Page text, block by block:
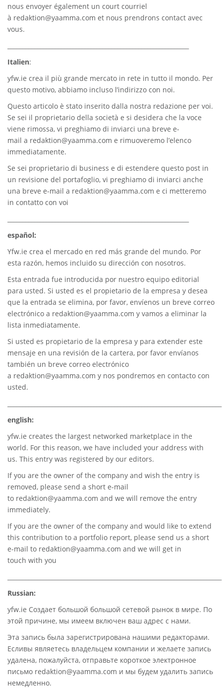
nous envoyer également un court courriel
à redaktion@yaamma.com et nous prendrons contact avec
vous.
Italien:
yfw.ie crea il più grande mercato in rete in tutto il mondo. Per
questo motivo, abbiamo incluso l’indirizzo con noi.
Questo articolo è stato inserito dalla nostra redazione per voi.
Se sei il proprietario della società e si desidera che la voce
viene rimossa, vi preghiamo di inviarci una breve e-
mail a redaktion@yaamma.com e rimuoveremo l’elenco
immediatamente.
Se sei proprietario di business e di estendere questo post in
un revisione del portafoglio, vi preghiamo di inviarci anche
una breve e-mail a redaktion@yaamma.com e ci metteremo
in contatto con voi
español:
Yfw.ie crea el mercado en red más grande del mundo. Por
esta razón, hemos incluido su dirección con nosotros.
Esta entrada fue introducida por nuestro equipo editorial
para usted. Si usted es el propietario de la empresa y desea
que la entrada se elimina, por favor, envíenos un breve correo
electrónico a redaktion@yaamma.com y vamos a eliminar la
lista inmediatamente.
Si usted es propietario de la empresa y para extender este
mensaje en una revisión de la cartera, por favor envíanos
también un breve correo electrónico
a redaktion@yaamma.com y nos pondremos en contacto con
usted.
english:
yfw.ie creates the largest networked marketplace in the
world. For this reason, we have included your address with
us. This entry was registered by our editors.
If you are the owner of the company and wish the entry is
removed, please send a short e-mail
to redaktion@yaamma.com and we will remove the entry
immediately.
If you are the owner of the company and would like to extend
this contribution to a portfolio report, please send us a short
e-mail to redaktion@yaamma.com and we will get in
touch with you
Russian:
yfw.ie Создает большой большой сетевой рынок в мире. По
этой причине, мы имеем включен ваш адрес с нами.
Эта запись была зарегистрирована нашими редакторами.
Есливы являетесь владельцем компании и желаете запись
удалена, пожалуйста, отправьте короткое электронное
письмо redaktion@yaamma.com и мы будем удалить запись
немедленно.